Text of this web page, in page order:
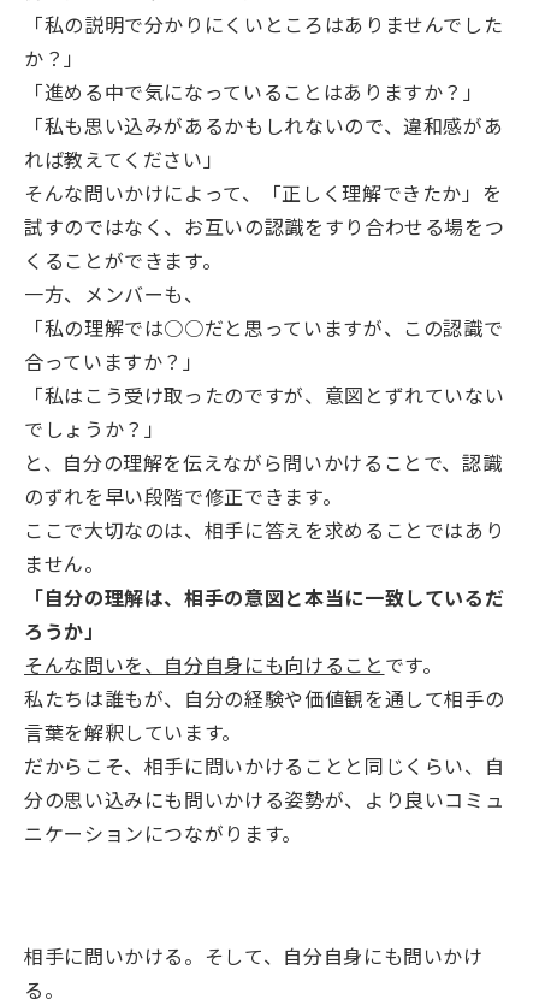
「私の説明で分かりにくいところはありませんでした
か？」
「進める中で気になっていることはありますか？」
「私も思い込みがあるかもしれないので、違和感があ
れば教えてください」
そんな問いかけによって、「正しく理解できたか」を
試すのではなく、お互いの認識をすり合わせる場をつ
くることができます。
一方、メンバーも、
「私の理解では○○だと思っていますが、この認識で
合っていますか？」
「私はこう受け取ったのですが、意図とずれていない
でしょうか？」
と、自分の理解を伝えながら問いかけることで、認識
のずれを早い段階で修正できます。
ここで大切なのは、相手に答えを求めることではあり
ません。
「自分の理解は、相手の意図と本当に一致しているだ
ろうか」
そんな問いを、自分自身にも向けること です。
私たちは誰もが、自分の経験や価値観を通して相手の
言葉を解釈しています。
だからこそ、相手に問いかけることと同じくらい、自
分の思い込みにも問いかける姿勢が、より良いコミュ
ニケーションにつながります。
相手に問いかける。そして、自分自身にも問いかけ
る。